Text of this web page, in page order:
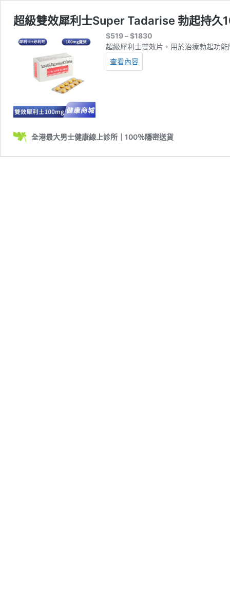
超級雙效犀利士Super Tadarise 勃起持久
$519–$1830
range:
超級犀利士雙效片，用於治療勃起功
查看內容
全港最大男士健康線上診所｜100％隱密送貨